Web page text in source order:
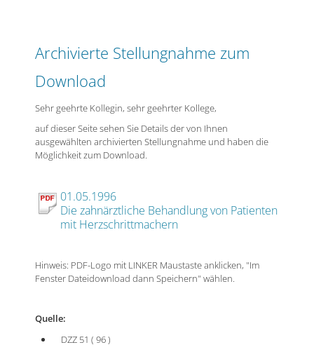
Archivierte Stellungnahme zum
Download
Sehr geehrte Kollegin, sehr geehrter Kollege,
auf dieser Seite sehen Sie Details der von Ihnen
ausgewählten archivierten Stellungnahme und haben die
Möglichkeit zum Download.
01.05.1996
Die zahnärztliche Behandlung von Patienten
mit Herzschrittmachern
Hinweis: PDF-Logo mit LINKER Maustaste anklicken, "Im
Fenster Dateidownload dann Speichern" wählen.
Quelle:
DZZ 51 ( 96 )